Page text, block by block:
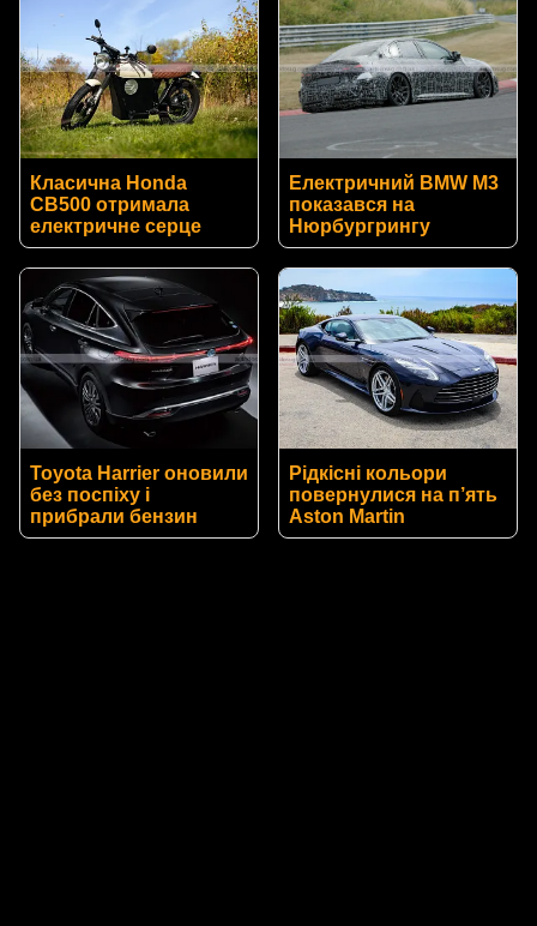
Класична Honda
CB500 отримала
електричне серце
Електричний BMW M3
показався на
Нюрбургрингу
Toyota Harrier оновили
без поспіху і
прибрали бензин
Рідкісні кольори
повернулися на п’ять
Aston Martin